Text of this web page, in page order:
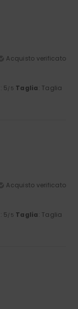
Acquisto verificato
: 5/5 Taglia: Taglia
Acquisto verificato
: 5/5 Taglia: Taglia